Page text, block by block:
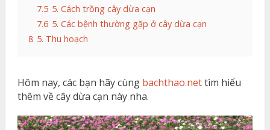
7.5 5. Cách trồng cây dừa cạn
7.6 5. Các bệnh thường gặp ở cây dừa cạn
8 5. Thu hoạch
Hôm nay, các bạn hãy cùng bachthao.nettìm hiểu
thêm về cây dừa cạn này nha.